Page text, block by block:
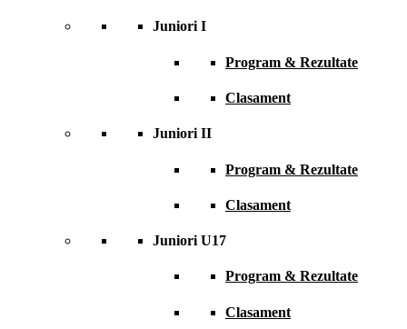
Juniori I
Program & Rezultate
Clasament
Juniori II
Program & Rezultate
Clasament
Juniori U17
Program & Rezultate
Clasament